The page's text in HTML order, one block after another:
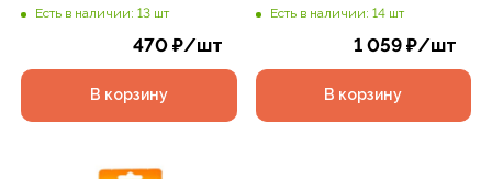
Есть в наличии: 13 шт
470₽/шт
В корзину
Есть в наличии: 14 шт
1 059 ₽/шт
В корзину